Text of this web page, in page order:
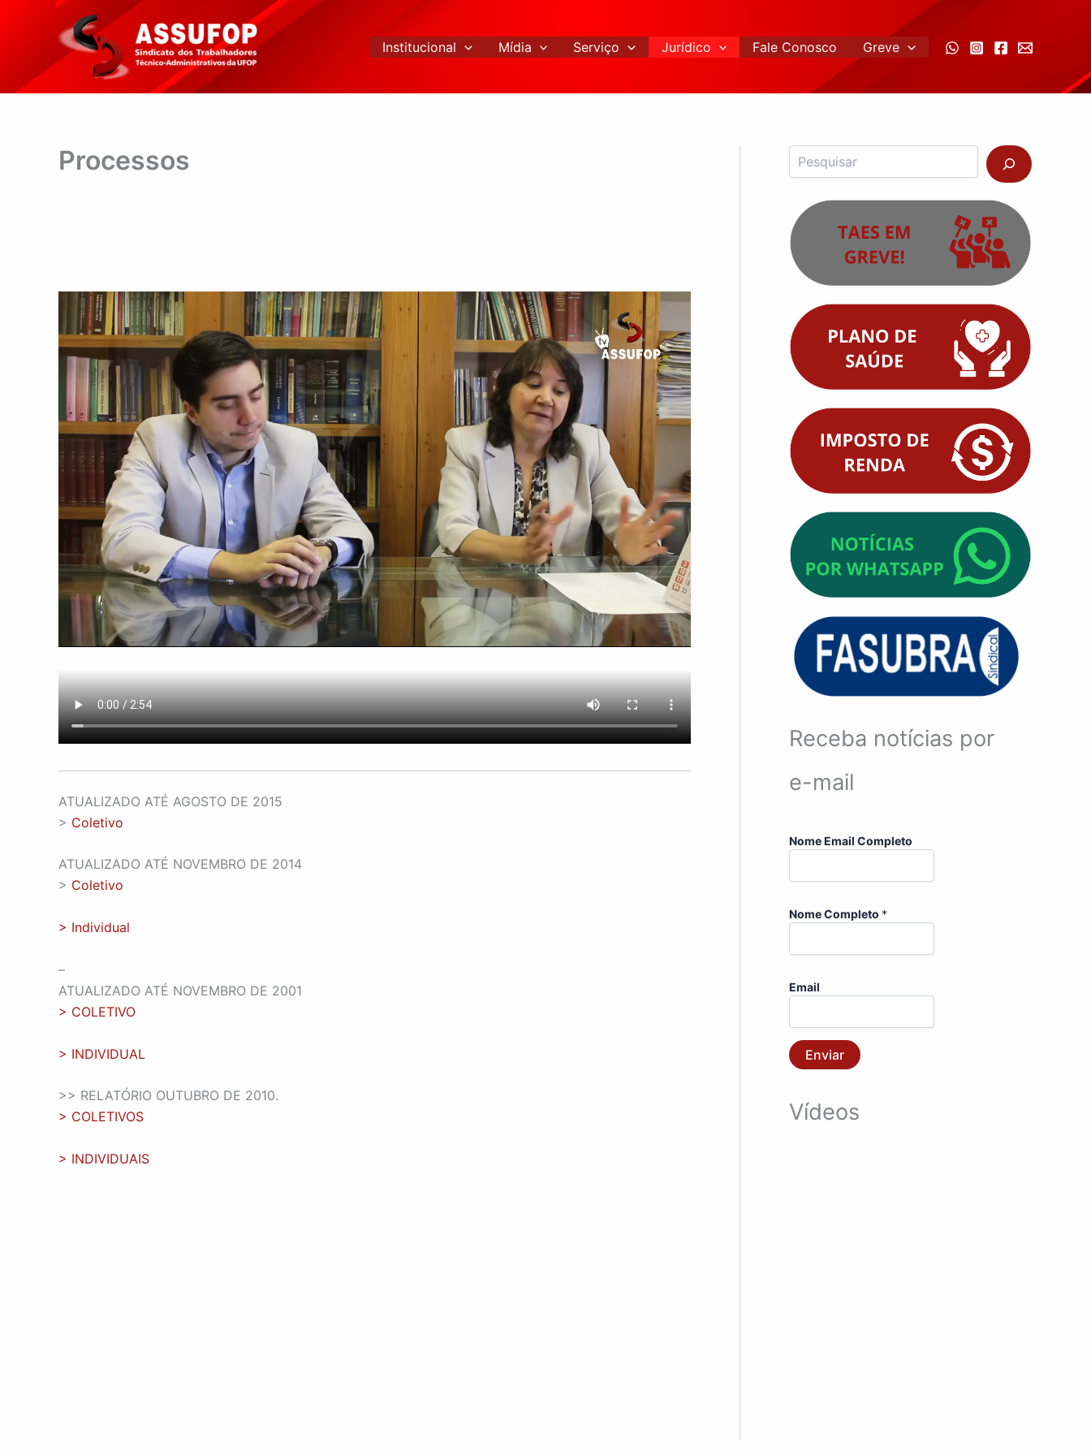
conteúdo
Institucional Mídia Serviço Jurídico Fale Conosco Greve
Processos
ATUALIZADO ATÉ AGOSTO DE 2015
> Coletivo
ATUALIZADO ATÉ NOVEMBRO DE 2014
> Coletivo
> Individual
–
ATUALIZADO ATÉ NOVEMBRO DE 2001
> COLETIVO
> INDIVIDUAL
>> RELATÓRIO OUTUBRO DE 2010.
> COLETIVOS
> INDIVIDUAIS
Pesquisar
Receba notícias por
e-mail
Nome Email Completo
Nome Completo *
Email
Enviar
Vídeos